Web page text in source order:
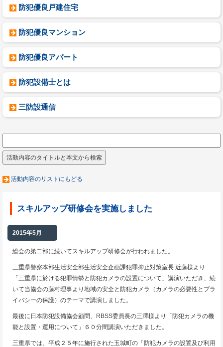
防犯優良戸建住宅
防犯優良マンション
防犯優良アパート
防犯設備士とは
三防設通信
活動内容のリストにもどる
スキルアップ研修会を実施しました
2015年5月
総会の第二部に続いてスキルアップ研修会が行われました。
三重県警察本部生活安全部生活安全企画課犯罪抑止対策室長 近藤様より
「三重県に於ける犯罪情勢と防犯カメラの設置について」講演いただき、続
いて当協会の藤村理事より地域の安全と防犯カメラ（カメラの必要性とプラ
イバシーの保護）のテーマで講演しました。
最後に日本防犯設備協会顧問、RBSS委員長の三澤様より「防犯カメラの機
能と設置・運用について」６０分間講演いただきました。
三重県では、平成２５年に施行された玉城町の「防犯カメラの設置及び利用